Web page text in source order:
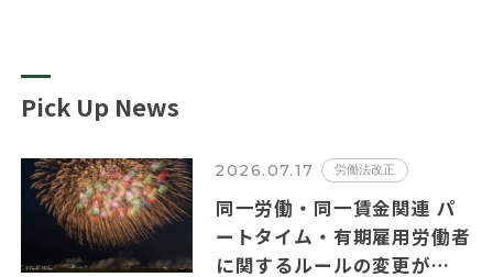
Pick Up News
2026.07.17 労働法改正
同一労働・同一賃金関連 パ
ートタイム・有期雇用労働者
に関するルールの変更が